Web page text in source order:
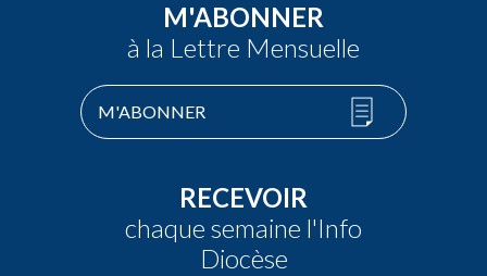
M'ABONNER
à la Lettre Mensuelle
M'ABONNER
RECEVOIR
chaque semaine l'Info
Diocèse